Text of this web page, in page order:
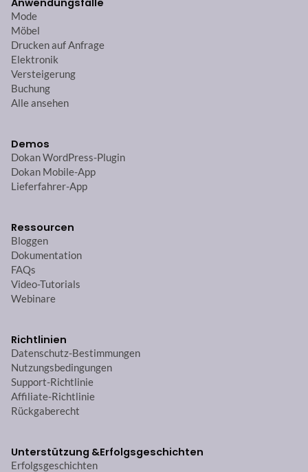
Mode
Möbel
Drucken auf Anfrage
Elektronik
Versteigerung
Buchung
Alle ansehen
Demos
Dokan WordPress-Plugin
Dokan Mobile-App
Lieferfahrer-App
Ressourcen
Bloggen
Dokumentation
FAQs
Video-Tutorials
Webinare
Richtlinien
Datenschutz-Bestimmungen
Nutzungsbedingungen
Support-Richtlinie
Affiliate-Richtlinie
Rückgaberecht
Unterstützung &Erfolgsgeschichten
Erfolgsgeschichten